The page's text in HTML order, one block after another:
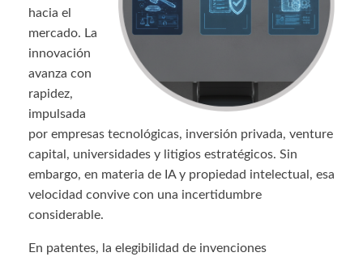
hacia el
mercado. La
innovación
avanza con
rapidez,
impulsada
por empresas tecnológicas, inversión privada, venture
capital, universidades y litigios estratégicos. Sin
embargo, en materia de IA y propiedad intelectual, esa
velocidad convive con una incertidumbre
considerable.
En patentes, la elegibilidad de invenciones